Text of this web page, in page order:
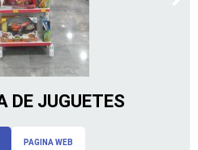
DE JUGUETES
PAGINA WEB